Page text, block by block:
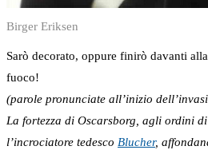
Birger Eriksen
Sarò decorato, oppure finirò davanti
fuoco!
(parole pronunciate all’inizio
La fortezza di Oscarsborg, agli ordini
l’incrociatore tedesco Blucher,